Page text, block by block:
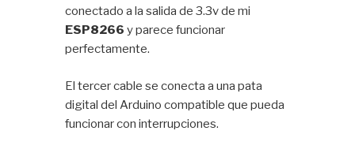
conectado a la salida de 3.3v de mi
ESP8266 y parece funcionar
perfectamente.
El tercer cable se conecta a una pata
digital del Arduino compatible que pueda
funcionar con interrupciones.